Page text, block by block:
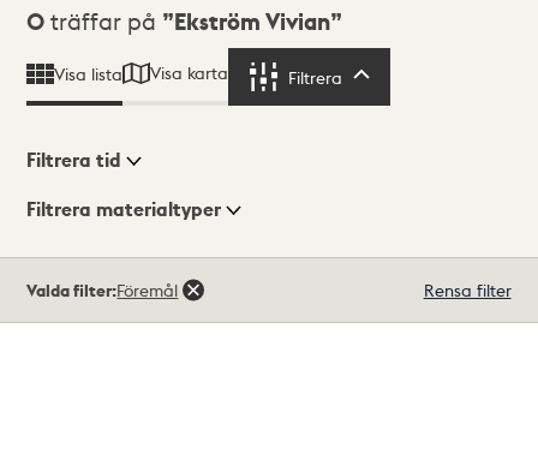
Sökresultat
0 träffar på Ekström Vivian
Visa lista Visa karta Filtrera
Visningsläge
Filtrera tid
Filtrera materialtyper
träffar
Valda filter:Föremål Rensa filter